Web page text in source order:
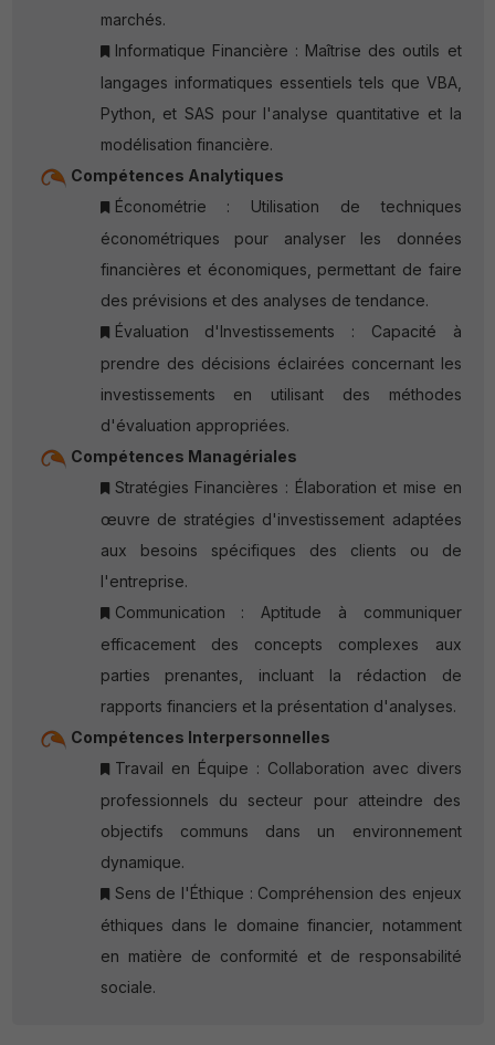
marchés.
Informatique Financière : Maîtrise des outils et
langages informatiques essentiels tels que VBA,
Python, et SAS pour l'analyse quantitative et la
modélisation financière.
Compétences Analytiques
Économétrie : Utilisation de techniques
économétriques pour analyser les données
financières et économiques, permettant de faire
des prévisions et des analyses de tendance.
Évaluation d'Investissements : Capacité à
prendre des décisions éclairées concernant les
investissements en utilisant des méthodes
d'évaluation appropriées.
Compétences Managériales
Stratégies Financières : Élaboration et mise en
œuvre de stratégies d'investissement adaptées
aux besoins spécifiques des clients ou de
l'entreprise.
Communication : Aptitude à communiquer
efficacement des concepts complexes aux
parties prenantes, incluant la rédaction de
rapports financiers et la présentation d'analyses.
Compétences Interpersonnelles
Travail en Équipe : Collaboration avec divers
professionnels du secteur pour atteindre des
objectifs communs dans un environnement
dynamique.
Sens de l'Éthique : Compréhension des enjeux
éthiques dans le domaine financier, notamment
en matière de conformité et de responsabilité
sociale.